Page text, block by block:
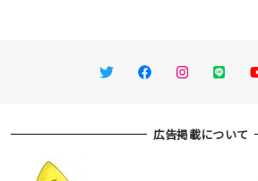
TwitterFacebookInstagram
LINE
広告掲載について